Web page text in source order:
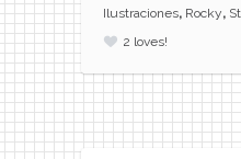
Ilustraciones, Rocky,
2 loves!